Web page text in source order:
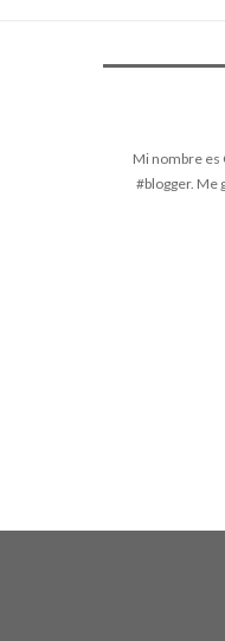
Mi nombre es
#blogger. Me